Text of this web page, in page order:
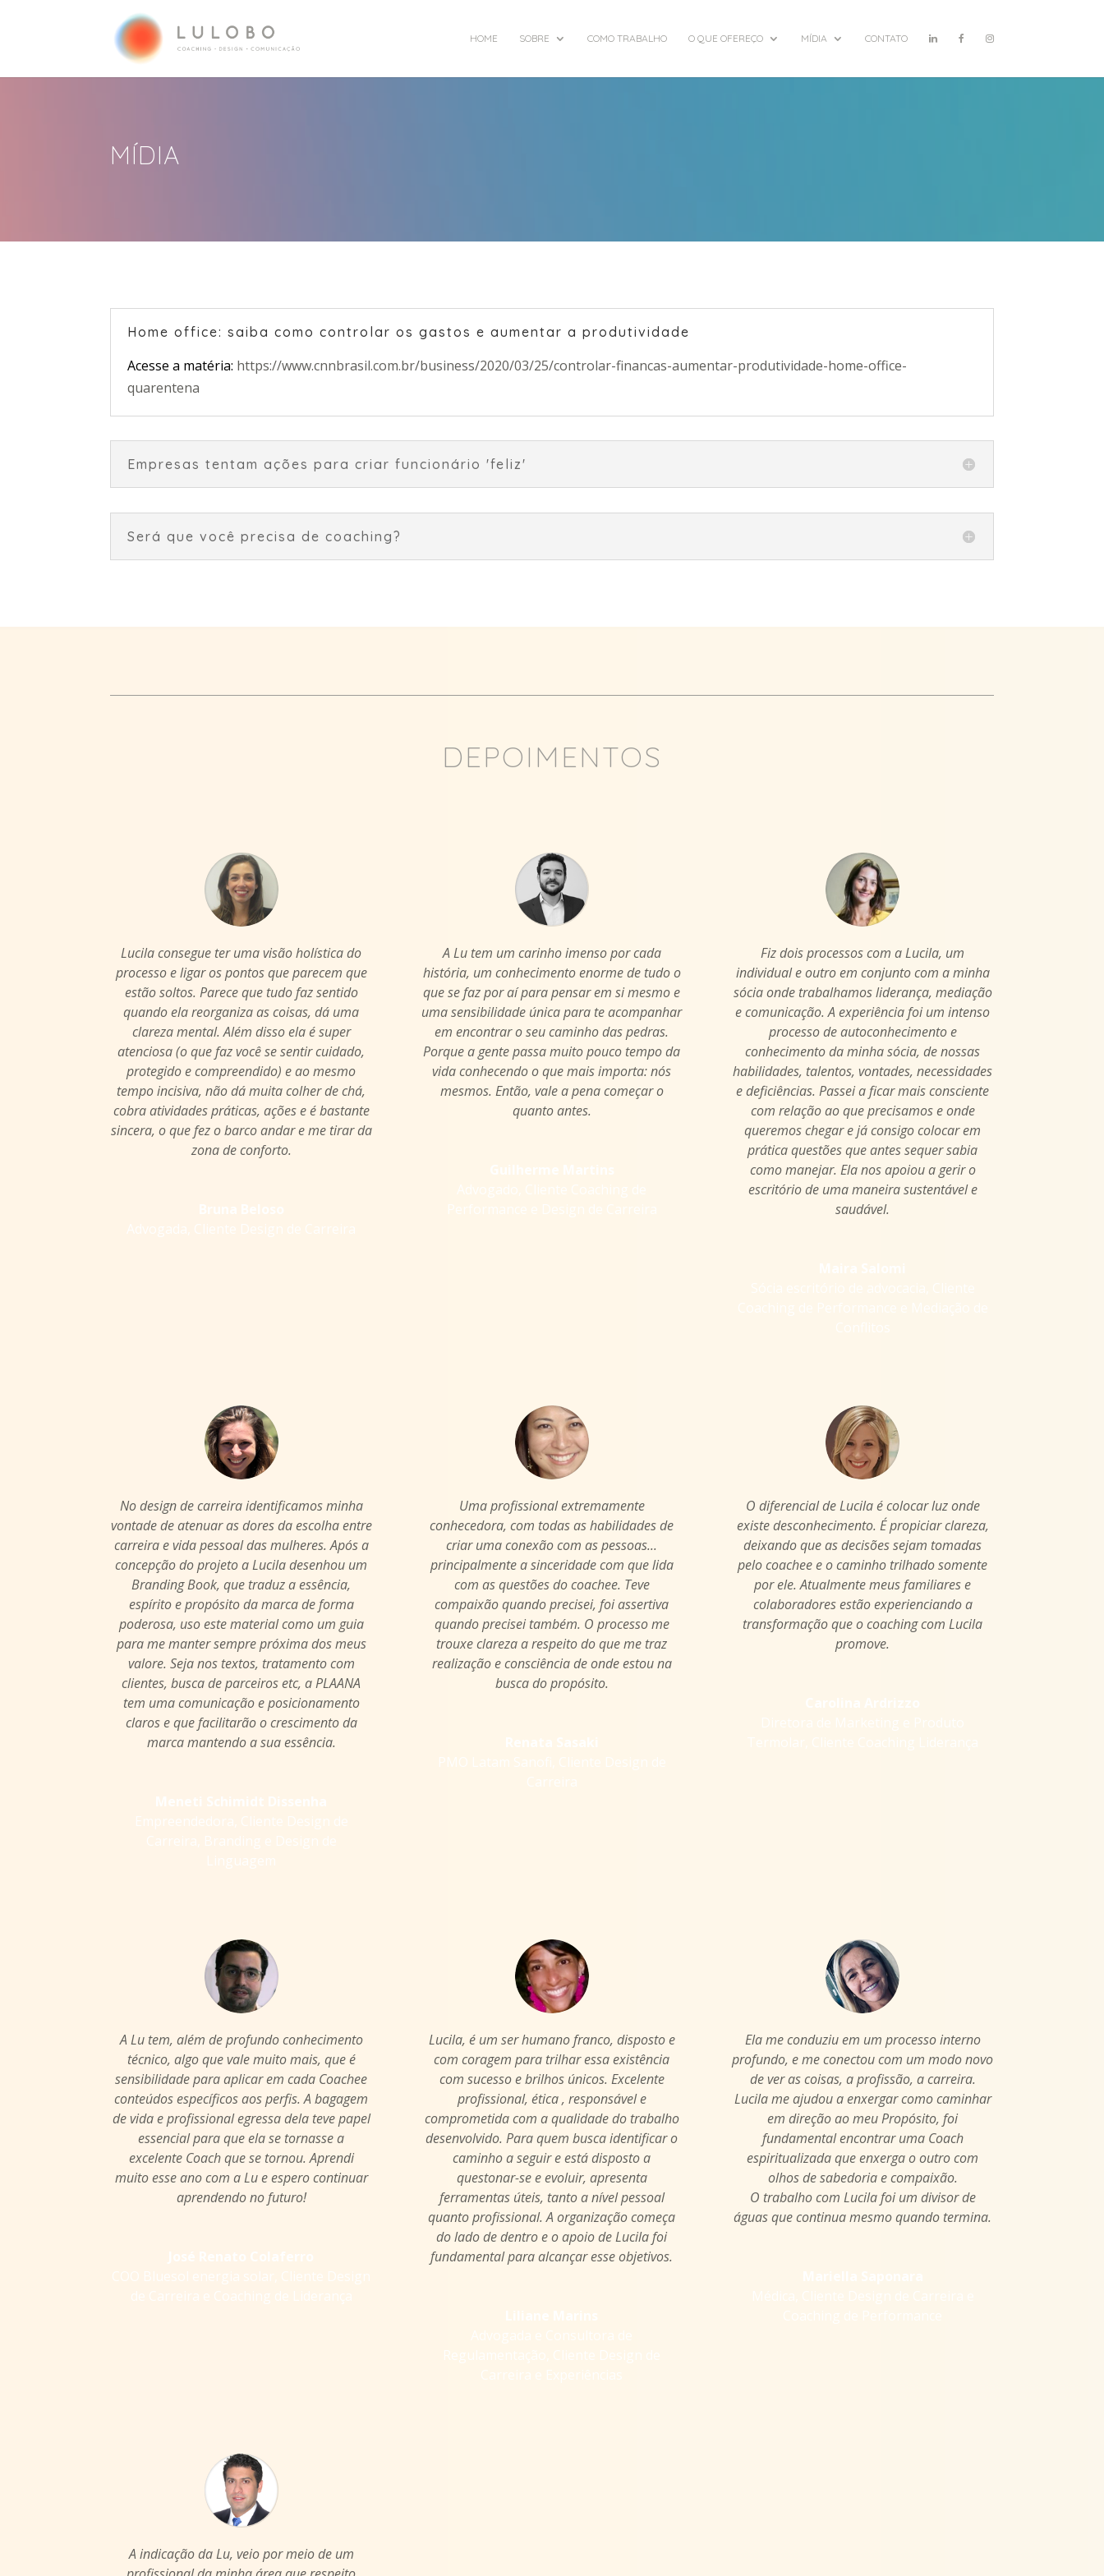
HOME SOBRE COMO TRABALHO O QUE OFEREÇO MÍDIA CONTATO
MÍDIA
Home office: saiba como controlar os gastos e aumentar a produtividade
Acesse a matéria: https://www.cnnbrasil.com.br/business/2020/03/25/controlar-financas-aumentar-produtividade-home-office-
quarentena
Empresas tentam ações para criar funcionário 'feliz'
Será que você precisa de coaching?
DEPOIMENTOS
Lucila consegue ter uma visão holística do
processo e ligar os pontos que parecem que
estão soltos. Parece que tudo faz sentido
quando ela reorganiza as coisas, dá uma
clareza mental. Além disso ela é super
atenciosa (o que faz você se sentir cuidado,
protegido e compreendido) e ao mesmo
tempo incisiva, não dá muita colher de chá,
cobra atividades práticas, ações e é bastante
sincera, o que fez o barco andar e me tirar da
zona de conforto.
Advogada
A Lu tem um carinho imenso por cada
história, um conhecimento enorme de tudo o
que se faz por aí para pensar em si mesmo e
uma sensibilidade única para te acompanhar
em encontrar o seu caminho das pedras.
Porque a gente passa muito pouco tempo da
vida conhecendo o que mais importa: nós
mesmos. Então, vale a pena começar o
quanto antes.
Fiz dois processos com a Lucila, um
individual e outro em conjunto com a minha
sócia onde trabalhamos liderança, mediação
e comunicação. A experiência foi um intenso
processo de autoconhecimento e
conhecimento da minha sócia, de nossas
habilidades, talentos, vontades, necessidades
e deficiências. Passei a ficar mais consciente
com relação ao que precisamos e onde
queremos chegar e já consigo colocar em
prática questões que antes sequer sabia
como manejar. Ela nos apoiou a gerir o
escritório de uma maneira sustentável e
saudável.
No design de carreira identificamos minha
vontade de atenuar as dores da escolha entre
carreira e vida pessoal das mulheres. Após a
concepção do projeto a Lucila desenhou um
Branding Book, que traduz a essência,
espírito e propósito da marca de forma
poderosa, uso este material como um guia
para me manter sempre próxima dos meus
valore. Seja nos textos, tratamento com
clientes, busca de parceiros etc, a PLAANA
tem uma comunicação e posicionamento
claros e que facilitarão o crescimento da
marca mantendo a sua essência.
Uma profissional extremamente
conhecedora, com todas as habilidades de
criar uma conexão com as pessoas...
principalmente a sinceridade com que lida
com as questões do coachee. Teve
compaixão quando precisei, foi assertiva
quando precisei também. O processo me
trouxe clareza a respeito do que me traz
realização e consciência de onde estou na
busca do propósito.
O diferencial de Lucila é colocar luz onde
existe desconhecimento. É propiciar clareza,
deixando que as decisões sejam tomadas
pelo coachee e o caminho trilhado somente
por ele. Atualmente meus familiares e
colaboradores estão experienciando a
transformação que o coaching com Lucila
promove.
A Lu tem, além de profundo conhecimento
técnico, algo que vale muito mais, que é
sensibilidade para aplicar em cada Coachee
conteúdos específicos aos perfis. A bagagem
de vida e profissional egressa dela teve papel
essencial para que ela se tornasse a
excelente Coach que se tornou. Aprendi
muito esse ano com a Lu e espero continuar
aprendendo no futuro!
COO Bluesol energia solar
Lucila, é um ser humano franco, disposto e
com coragem para trilhar essa existência
com sucesso e brilhos únicos. Excelente
profissional, ética , responsável e
comprometida com a qualidade do trabalho
desenvolvido. Para quem busca identificar o
caminho a seguir e está disposto a
questonar-se e evoluir, apresenta
ferramentas úteis, tanto a nível pessoal
quanto profissional. A organização começa
do lado de dentro e o apoio de Lucila foi
fundamental para alcançar esse objetivos.
Ela me conduziu em um processo interno
profundo, e me conectou com um modo novo
de ver as coisas, a profissão, a carreira.
Lucila me ajudou a enxergar como caminhar
em direção ao meu Propósito, foi
fundamental encontrar uma Coach
espiritualizada que enxerga o outro com
olhos de sabedoria e compaixão.
O trabalho com Lucila foi um divisor de
águas que continua mesmo quando termina.
A indicação da Lu, veio por meio de um